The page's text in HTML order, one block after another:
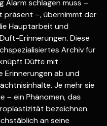
Alarm schlagen muss –
präsent –, übernimmt der
Hauptarbeit und
Erinnerungen. Diese
Archiv für
Düfte mit
ab und
Je mehr sie
ein Phänomen, das
bezeichnen.
an seine